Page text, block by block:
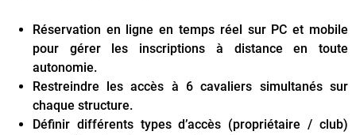
Réservation en ligne en temps réel sur PC et mobile
pour gérer les inscriptions à distance en toute
autonomie.
Restreindre les accès à 6 cavaliers simultanés sur
chaque structure.
Définir différents types d’accès (propriétaire / club)